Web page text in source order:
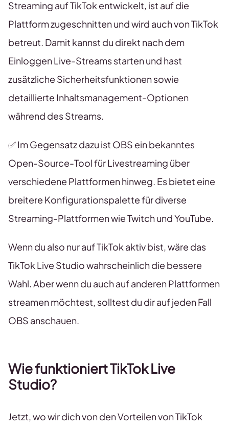
Streaming auf TikTok entwickelt, ist auf die
Plattform zugeschnitten und wird auch von TikTok
betreut. Damit kannst du direkt nach dem
Einloggen Live-Streams starten und hast
zusätzliche Sicherheitsfunktionen sowie
detaillierte Inhaltsmanagement-Optionen
während des Streams.
✅ Im Gegensatz dazu ist OBS ein bekanntes
Open-Source-Tool für Livestreaming über
verschiedene Plattformen hinweg. Es bietet eine
breitere Konfigurationspalette für diverse
Streaming-Plattformen wie Twitch und YouTube.
Wenn du also nur auf TikTok aktiv bist, wäre das
TikTok Live Studio wahrscheinlich die bessere
Wahl. Aber wenn du auch auf anderen Plattformen
streamen möchtest, solltest du dir auf jeden Fall
OBS anschauen.
Wie funktioniert TikTok Live
Studio?
Jetzt, wo wir dich von den Vorteilen von TikTok